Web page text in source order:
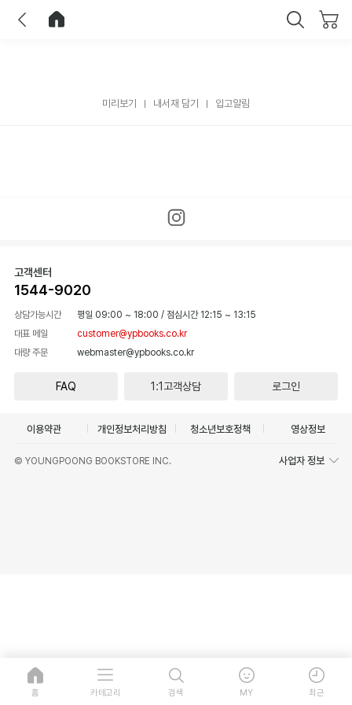
미리보기 내서재 담기 입고알림
고객센터
1544-9020
상담가능시간 평일 09:00 ~ 18:00 / 점심시간 12:15 ~ 13:15
대표 메일
customer@ypbooks.co.kr
대량 주문
webmaster@ypbooks.co.kr
FAQ 1:1고객상담 로그인
이용약관 개인정보처리방침 청소년보호정책 영상정보
© YOUNGPOONG BOOKSTORE INC. 사업자 정보
홈 카테고리 검색 MY 최근